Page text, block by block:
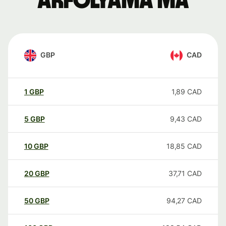
GBP CAD
1 GBP 1,89 CAD
5 GBP 9,43 CAD
10GBP 18,85 CAD
20GBP 37,71 CAD
50GBP 94,27 CAD